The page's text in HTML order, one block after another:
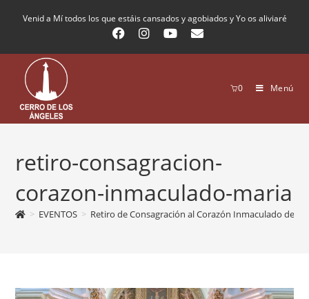
Venid a Mí todos los que estáis cansados y agobiados y Yo os aliviaré
0 Menú
retiro-consagracion-
corazon-inmaculado-maria
> EVENTOS > Retiro de Consagración al Corazón Inmaculado de